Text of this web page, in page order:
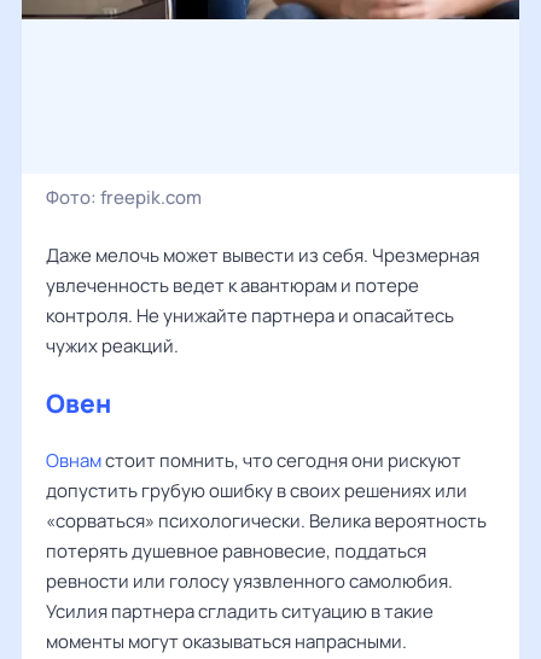
Фото: freepik.com
Даже мелочь может вывести из себя. Чрезмерная
увлеченность ведет к авантюрам и потере
контроля. Не унижайте партнера и опасайтесь
чужих реакций.
Овен
Овнамстоит помнить, что сегодня они рискуют
допустить грубую ошибку в своих решениях или
«сорваться» психологически. Велика вероятность
потерять душевное равновесие, поддаться
ревности или голосу уязвленного самолюбия.
Усилия партнера сгладить ситуацию в такие
моменты могут оказываться напрасными.